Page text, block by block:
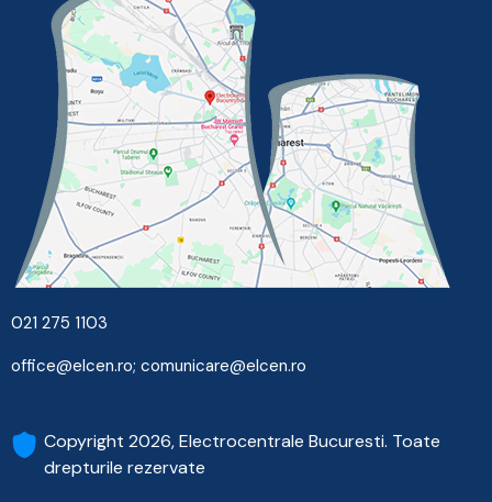
021 275 1103
office@elcen.ro; comunicare@elcen.ro
Copyright 2026, Electrocentrale Bucuresti. Toate
drepturile rezervate